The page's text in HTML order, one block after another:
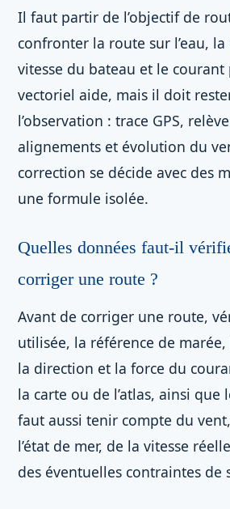
Il faut partir de l’objectif de
confronter la route sur l’eau,
vitesse du bateau et le courant
vectoriel aide, mais il doit
l’observation : trace GPS,
alignements et évolution du
correction se décide avec des
une formule isolée.
Quelles données faut-il
corriger une route ?
Avant de corriger une route,
utilisée, la référence de marée,
la direction et la force du
la carte ou de l’atlas, ainsi que
faut aussi tenir compte du
l’état de mer, de la vitesse
des éventuelles contraintes de